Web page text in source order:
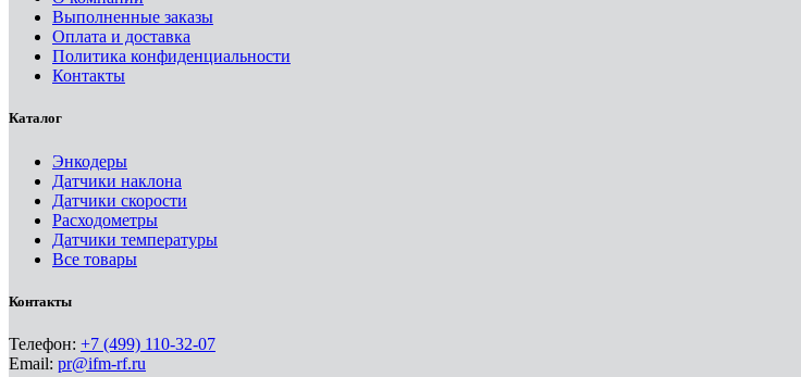
Выполненные заказы
Оплата и доставка
Политика конфиденциальности
Контакты
Каталог
Энкодеры
Датчики наклона
Датчики скорости
Расходометры
Датчики температуры
Все товары
Контакты
Телефон: +7 (499) 110-32-07
Email: pr@ifm-rf.ru